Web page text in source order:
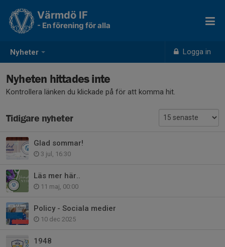
Nyheter Logga in
Värmdö IF
- En förening för alla
Nyheten hittades inte
Kontrollera länken du klickade på för att komma hit.
Tidigare nyheter
Glad sommar!
3 jul, 16:30
Läs mer här..
11 maj, 00:00
Policy - Sociala medier
10 dec 2025
1948